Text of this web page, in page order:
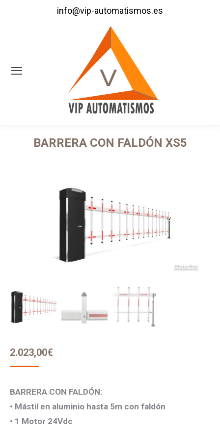
info@vip-automatismos.es
BARRERA CON FALDÓN XS5
2.023,00€
BARRERA CON FALDÓN:
• Mástil en aluminio hasta 5m con faldón
• 1 Motor 24Vdc